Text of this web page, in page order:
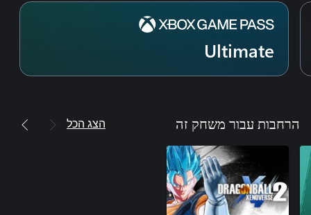
Ultimate
הרחבות עבור משחק זה הצג הכל